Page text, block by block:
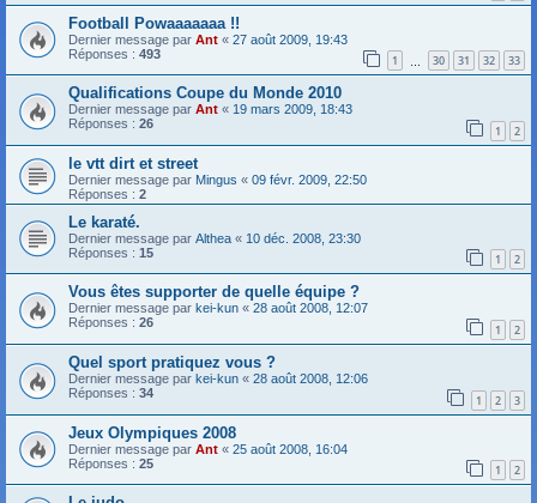
Football Powaaaaaaa !!
Dernier message par Ant « 27 août 2009, 19:43
Réponses : 493 1 30 31 32 33
Qualifications Coupe du Monde 2010
Dernier message par Ant « 19 mars 2009, 18:43
Réponses : 26 1 2
le vtt dirt et street
Dernier message par Mingus « 09 févr. 2009, 22:50
Réponses : 2
Le karaté.
Dernier message par Althea « 10 déc. 2008, 23:30
Réponses : 15 1 2
Vous êtes supporter de quelle équipe ?
Dernier message par kei-kun « 28 août 2008, 12:07
Réponses : 26 1 2
Quel sport pratiquez vous ?
Dernier message par kei-kun « 28 août 2008, 12:06
Réponses : 34 1 2 3
Jeux Olympiques 2008
Dernier message par Ant « 25 août 2008, 16:04
Réponses : 25 1 2